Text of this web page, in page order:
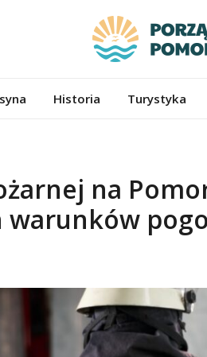
Historia Turystyka
na